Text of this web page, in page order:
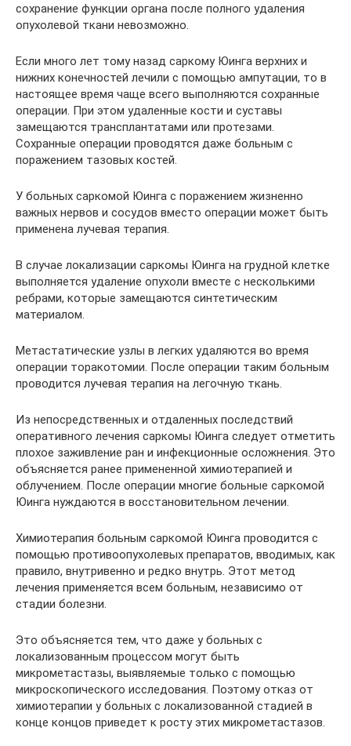
сохранение функции органа после полного удаления
опухолевой ткани невозможно.
Если много лет тому назад саркому Юинга верхних и
нижних конечностей лечили с помощью ампутации, то в
настоящее время чаще всего выполняются сохранные
операции. При этом удаленные кости и суставы
замещаются трансплантатами или протезами.
Сохранные операции проводятся даже больным с
поражением тазовых костей.
У больных саркомой Юинга с поражением жизненно
важных нервов и сосудов вместо операции может быть
применена лучевая терапия.
В случае локализации саркомы Юинга на грудной клетке
выполняется удаление опухоли вместе с несколькими
ребрами, которые замещаются синтетическим
материалом.
Метастатические узлы в легких удаляются во время
операции торакотомии. После операции таким больным
проводится лучевая терапия на легочную ткань.
Из непосредственных и отдаленных последствий
оперативного лечения саркомы Юинга следует отметить
плохое заживление ран и инфекционные осложнения. Это
объясняется ранее примененной химиотерапией и
облучением. После операции многие больные саркомой
Юинга нуждаются в восстановительном лечении.
Химиотерапия больным саркомой Юинга проводится с
помощью противоопухолевых препаратов, вводимых, как
правило, внутривенно и редко внутрь. Этот метод
лечения применяется всем больным, независимо от
стадии болезни.
Это объясняется тем, что даже у больных с
локализованным процессом могут быть
микрометастазы, выявляемые только с помощью
микроскопического исследования. Поэтому отказ от
химиотерапии у больных с локализованной стадией в
конце концов приведет к росту этих микрометастазов.